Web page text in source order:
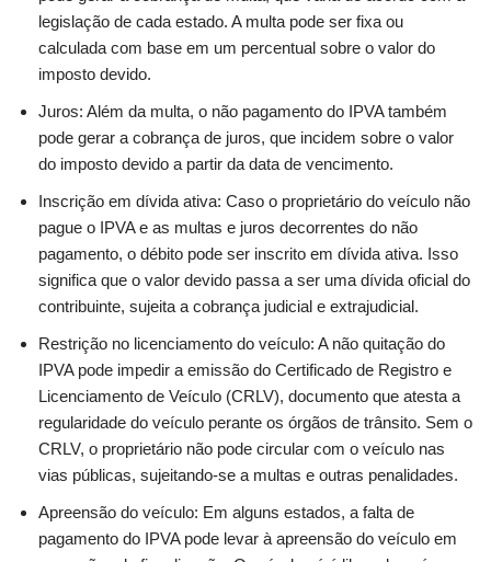
legislação de cada estado. A multa pode ser fixa ou
calculada com base em um percentual sobre o valor do
imposto devido.
Juros: Além da multa, o não pagamento do IPVA também
pode gerar a cobrança de juros, que incidem sobre o valor
do imposto devido a partir da data de vencimento.
Inscrição em dívida ativa: Caso o proprietário do veículo não
pague o IPVA e as multas e juros decorrentes do não
pagamento, o débito pode ser inscrito em dívida ativa. Isso
significa que o valor devido passa a ser uma dívida oficial do
contribuinte, sujeita a cobrança judicial e extrajudicial.
Restrição no licenciamento do veículo: A não quitação do
IPVA pode impedir a emissão do Certificado de Registro e
Licenciamento de Veículo (CRLV), documento que atesta a
regularidade do veículo perante os órgãos de trânsito. Sem o
CRLV, o proprietário não pode circular com o veículo nas
vias públicas, sujeitando-se a multas e outras penalidades.
Apreensão do veículo: Em alguns estados, a falta de
pagamento do IPVA pode levar à apreensão do veículo em